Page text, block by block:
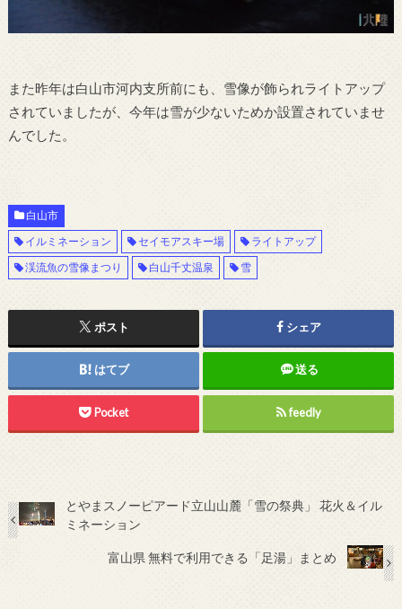
また昨年は白山市河内支所前にも、雪像が飾られライトアップ
されていましたが、今年は雪が少ないためか設置されていませ
んでした。
白山市
イルミネーション
セイモアスキー場
ライトアップ
渓流魚の雪像まつり
白山千丈温泉 雪
ポスト シェア
はてブ 送る
Pocket feedly
とやまスノーピアード立山山麓「雪の祭典」 花火＆イル
ミネーション
富山県 無料で利用できる「足湯」まとめ